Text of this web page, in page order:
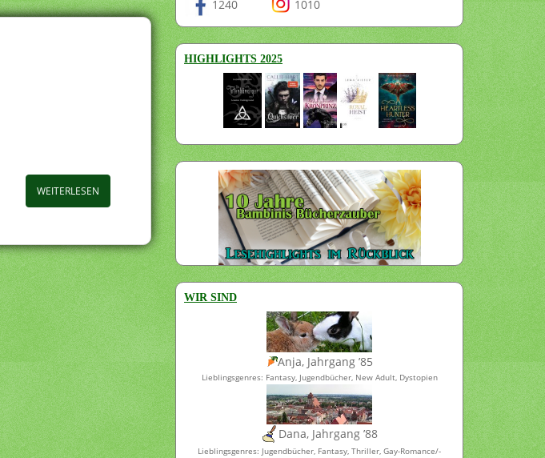
WEITERLESEN
1240 1010
HIGHLIGHTS 2025
WIR SIND
Anja, Jahrgang ’85
Lieblingsgenres: Fantasy, Jugendbücher, New Adult, Dystopien
Dana, Jahrgang ’88
Lieblingsgenres: Jugendbücher, Fantasy, Thriller, Gay-Romance/-